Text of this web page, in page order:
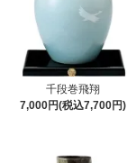
千段巻飛翔
7,000円(税込7,700円)